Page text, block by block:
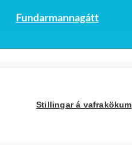
Stillingar á vafrakökum
Fundarmannagátt